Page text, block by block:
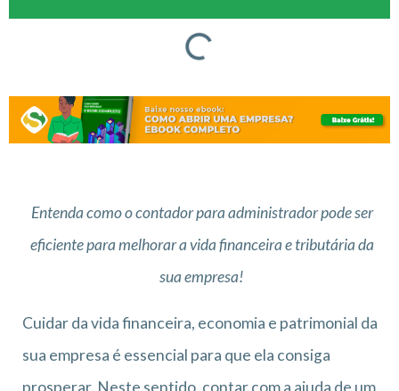
Entenda como o contador para administrador pode ser
eficiente para melhorar a vida financeira e tributária da
sua empresa!
Cuidar da vida financeira, economia e patrimonial da
sua empresa é essencial para que ela consiga
prosperar. Neste sentido, contar com a ajuda de um